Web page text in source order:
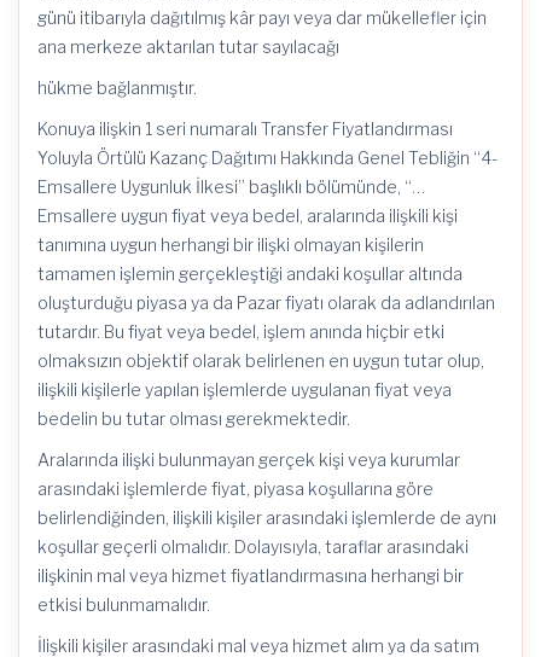
günü itibarıyla dağıtılmış kâr payı veya dar mükellefler için
ana merkeze aktarılan tutar sayılacağı
hükme bağlanmıştır.
Konuya ilişkin 1 seri numaralı Transfer Fiyatlandırması
Yoluyla Örtülü Kazanç Dağıtımı Hakkında Genel Tebliğin “4-
Emsallere Uygunluk İlkesi” başlıklı bölümünde, “…
Emsallere uygun fiyat veya bedel, aralarında ilişkili kişi
tanımına uygun herhangi bir ilişki olmayan kişilerin
tamamen işlemin gerçekleştiği andaki koşullar altında
oluşturduğu piyasa ya da Pazar fiyatı olarak da adlandırılan
tutardır. Bu fiyat veya bedel, işlem anında hiçbir etki
olmaksızın objektif olarak belirlenen en uygun tutar olup,
ilişkili kişilerle yapılan işlemlerde uygulanan fiyat veya
bedelin bu tutar olması gerekmektedir.
Aralarında ilişki bulunmayan gerçek kişi veya kurumlar
arasındaki işlemlerde fiyat, piyasa koşullarına göre
belirlendiğinden, ilişkili kişiler arasındaki işlemlerde de aynı
koşullar geçerli olmalıdır. Dolayısıyla, taraflar arasındaki
ilişkinin mal veya hizmet fiyatlandırmasına herhangi bir
etkisi bulunmamalıdır.
İlişkili kişiler arasındaki mal veya hizmet alım ya da satım